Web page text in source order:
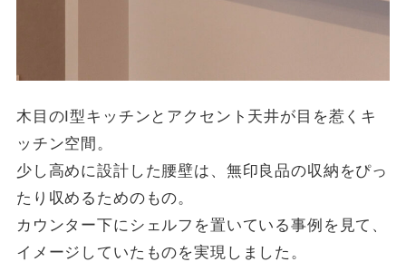
木目のI型キッチンとアクセント天井が目を惹くキ
ッチン空間。
少し高めに設計した腰壁は、無印良品の収納をぴっ
たり収めるためのもの。
カウンター下にシェルフを置いている事例を見て、
イメージしていたものを実現しました。